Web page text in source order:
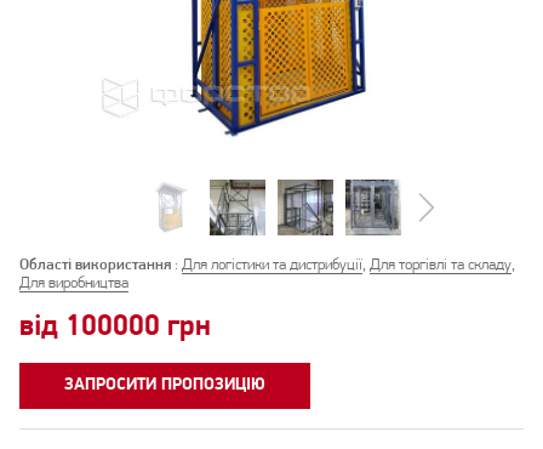
Області використання : Для логістики та дистрибуції, Для торгівлі та складу,
Для виробництва
від 100000 грн
ЗАПРОСИТИ ПРОПОЗИЦІЮ